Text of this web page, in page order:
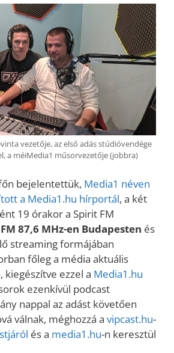
vezetője, az első adás stúdióvendége
a méiMedia1 műsorvezetője (jobbra)
bejelentettük, Media1 néven
a Media1.hu hírportál, a két
19 órakor a Spirit FM
FM 87,6 MHz-en Budapesten és
streaming formájában
főleg a média aktuális
kiegészítve ezzel a Media1.hu
ezenkívül podcast
nappal az adást követően
válnak, méghozzá a vipcast.hu-
és a media1.hu-n keresztül